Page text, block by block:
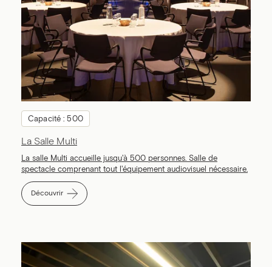
Capacité : 500
La Salle Multi
La salle Multi accueille jusqu'à 500 personnes. Salle de
spectacle comprenant tout l'équipement audiovisuel nécessaire.
Découvrir